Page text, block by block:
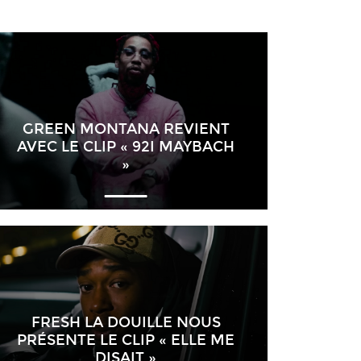
GREEN MONTANA REVIENT
AVEC LE CLIP « 92I MAYBACH
»
FRESH LA DOUILLE NOUS
PRÉSENTE LE CLIP « ELLE ME